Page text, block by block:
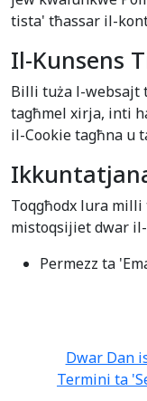
tista' tħassar il-
Il-Kunsens
Billi tuża l-websajt
tagħmel xirja, inti
il-Cookie tagħna u
Toqgħodx lura
mistoqsijiet dwar
Permezz ta
Dwar Dan
Termini ta